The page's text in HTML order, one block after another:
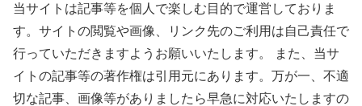
当サイトは記事等を個人で楽しむ目的で運営しておりま
す。サイトの閲覧や画像、リンク先のご利用は自己責任で
行っていただきますようお願いいたします。 また、当サ
イトの記事等の著作権は引用元にあります。万が一、不適
切な記事、画像等がありましたら早急に対応いたしますの